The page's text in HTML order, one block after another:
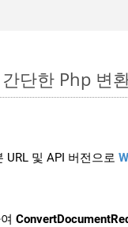
단한 Php 변
URL 및 API 버전으로